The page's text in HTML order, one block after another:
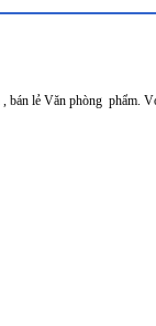
bán lẻ Văn phòng phẩm.